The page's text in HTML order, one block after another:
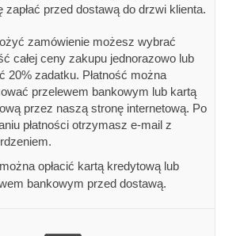
zapłać przed dostawą do drzwi klienta.
zamówienie możesz wybrać
całej ceny zakupu jednorazowo lub
20% zadatku. Płatność można
przelewem bankowym lub kartą
przez naszą stronę internetową. Po
płatności otrzymasz e-mail z
opłacić kartą kredytową lub
bankowym przed dostawą.